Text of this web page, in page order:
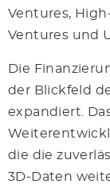
Ventures,
Ventures und
Die
der Blickfeld
expandiert.
die die
3D-Daten